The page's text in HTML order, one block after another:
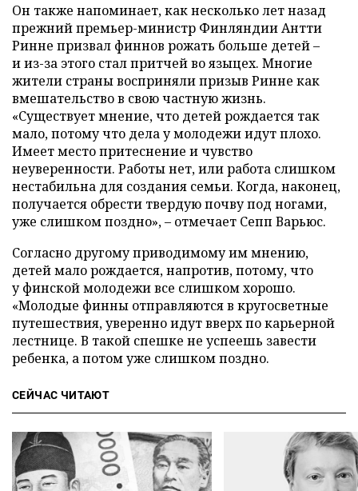
Он также напоминает, как несколько лет назад
прежний премьер-министр Финляндии Антти
Ринне призвал финнов рожать больше детей –
и из-за этого стал притчей во языцех. Многие
жители страны восприняли призыв Ринне как
вмешательство в свою частную жизнь.
«Существует мнение, что детей рождается так
мало, потому что дела у молодежи идут плохо.
Имеет место притеснение и чувство
неуверенности. Работы нет, или работа слишком
нестабильна для создания семьи. Когда, наконец,
получается обрести твердую почву под ногами,
уже слишком поздно», – отмечает Сепп Варьюс.
Согласно другому приводимому им мнению,
детей мало рождается, напротив, потому, что
у финской молодежи все слишком хорошо.
«Молодые финны отправляются в кругосветные
путешествия, уверенно идут вверх по карьерной
лестнице. В такой спешке не успеешь завести
ребенка, а потом уже слишком поздно.
СЕЙЧАС ЧИТАЮТ